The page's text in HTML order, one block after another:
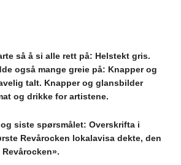
så å si alle rett på: Helstekt gris.
også mange greie på: Knapper og
talt. Knapper og glansbilder
og drikke for artistene.
siste spørsmålet: Overskrifta i
Revårocken lokalavisa dekte, den